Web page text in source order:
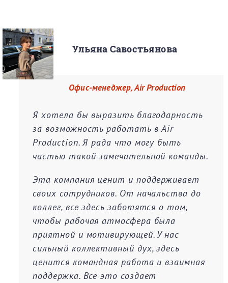
Ульяна Савостьянова
Офис-менеджер, Air Production
Я хотела бы выразить благодарность
за возможность работать в Air
Production. Я рада что могу быть
частью такой замечательной команды.
Эта компания ценит и поддерживает
своих сотрудников. От начальства до
коллег, все здесь заботятся о том,
чтобы рабочая атмосфера была
приятной и мотивирующей. У нас
сильный коллективный дух, здесь
ценится командная работа и взаимная
поддержка. Все это создает